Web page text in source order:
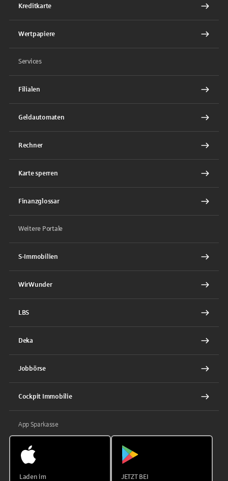
Kreditkarte
Wertpapiere
Services
Filialen
Geldautomaten
Rechner
Karte sperren
Finanzglossar
Weitere Portale
S-Immobilien
WirWunder
LBS
Deka
Jobbörse
Cockpit Immobilie
App Sparkasse
Laden im JETZT BEI